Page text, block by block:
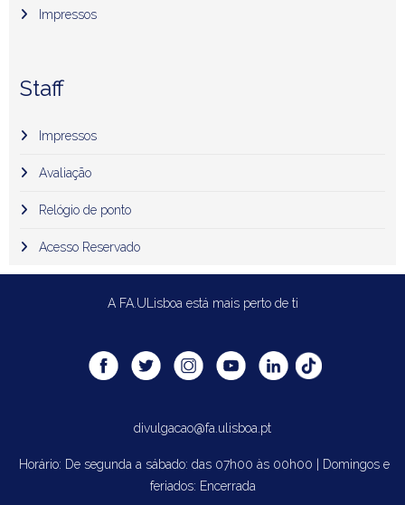
Impressos
Staff
Impressos
Avaliação
Relógio de ponto
Acesso Reservado
A FA.ULisboa está mais perto de ti
divulgacao@fa.ulisboa.pt
Horário: De segunda a sábado: das 07h00 às 00h00 | Domingos e
feriados: Encerrada